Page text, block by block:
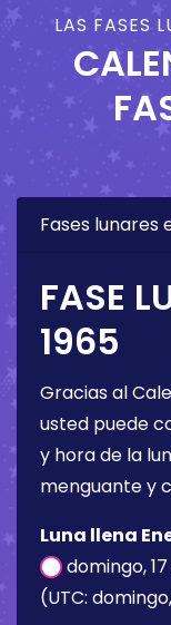
LAS FASES
Fases lunares
FASE
1965
Gracias al
usted puede
y hora de la
menguante y
Luna llena
domingo,
(UTC: